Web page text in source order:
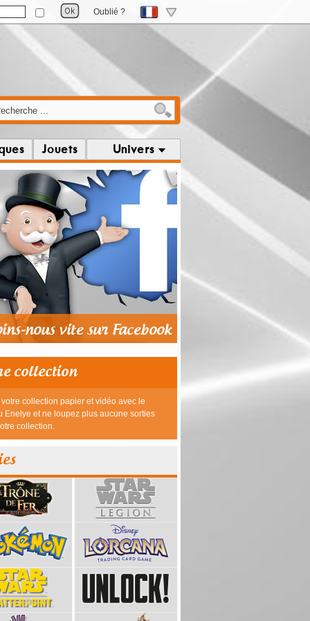
Oublié ?
Jouets Univers
39,95 € 23,95 €
collection
collection papier et vidéo avec le
Enelye et ne loupez plus aucune sorties
collection.